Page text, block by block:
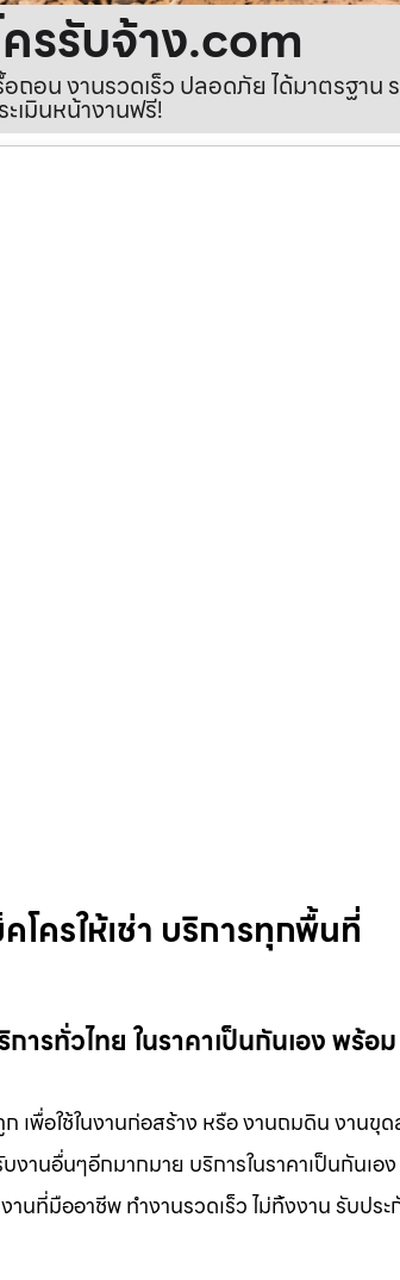
รรับจ้าง.com
อน งานรวดเร็ว ปลอดภัย ได้มาตรฐาน
ะเมินหน้างานฟรี!
ครให้เช่า บริการทุกพื้นที่
ารทั่วไทย ในราคาเป็นกันเอง พร้อม
เพื่อใช้ในงานก่อสร้าง หรือ งานถมดิน งานขุด
านอื่นๆอีกมากมาย บริการในราคาเป็นกันเอ
ที่มืออาชีพ ทำงานรวดเร็ว ไม่ทิ้งงาน รับประ